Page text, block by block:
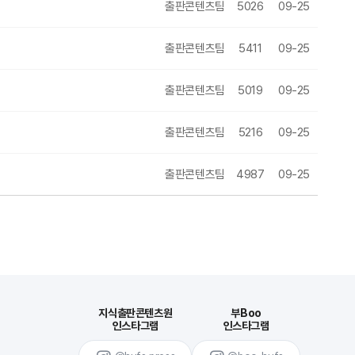
출판콘텐츠팀 5026 09-25
출판콘텐츠팀 5411 09-25
출판콘텐츠팀 5019 09-25
출판콘텐츠팀 5216 09-25
출판콘텐츠팀 4987 09-25
지식출판콘텐츠원
인스타그램
부Boo
인스타그램